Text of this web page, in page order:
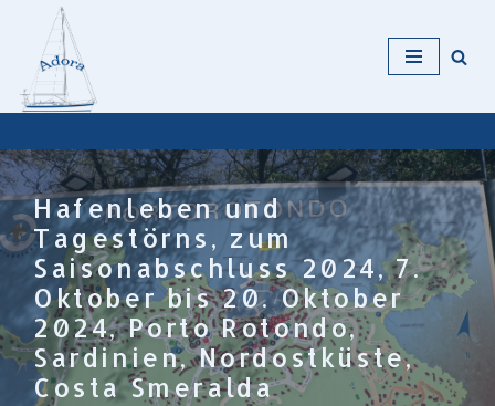
Zum
Inhalt
Hafenleben und
Tagestörns, zum
Saisonabschluss 2024, 7.
Oktober bis 20. Oktober
2024, Porto Rotondo,
Sardinien, Nordostküste,
Costa Smeralda